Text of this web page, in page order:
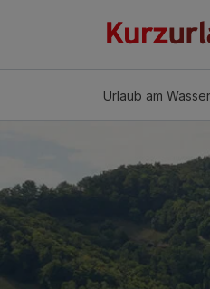
Urlaub am Wasser